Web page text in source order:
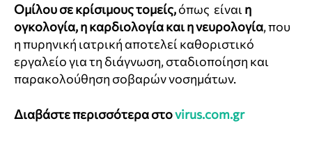
Ομίλου σε κρίσιμους τομείς,όπως είναι η
ογκολογία, η καρδιολογία και η νευρολογία, που
η πυρηνική ιατρική αποτελεί καθοριστικό
εργαλείο για τη διάγνωση, σταδιοποίηση και
παρακολούθηση σοβαρών νοσημάτων.
Διαβάστε περισσότερα στοvirus.com.gr